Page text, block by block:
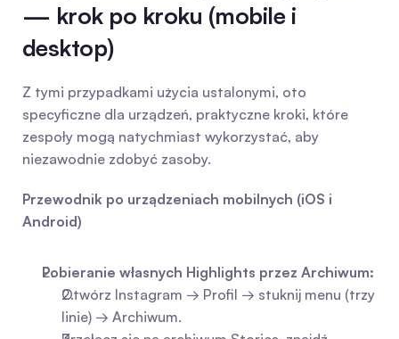
— krok po kroku (mobile i
desktop)
Z tymi przypadkami użycia ustalonymi, oto
specyficzne dla urządzeń, praktyczne kroki, które
zespoły mogą natychmiast wykorzystać, aby
niezawodnie zdobyć zasoby.
Przewodnik po urządzeniach mobilnych (iOS i
Android)
Pobieranie własnych Highlights przez Archiwum:
Otwórz Instagram → Profil → stuknij menu (trzy
linie) → Archiwum.